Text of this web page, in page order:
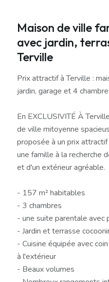
Maison de ville
avec jardin,
Terville
Prix attractif à Terville :
jardin, garage et 4
En EXCLUSIVITÉ À
de ville mitoyenne
proposée à un prix
une famille à la recherche
et d'un extérieur agréable.
- 157 m² habitables
- 3 chambres
- une suite parentale avec
- Jardin et terrasse
- Cuisine équipée avec
à l'extérieur
- Beaux volumes